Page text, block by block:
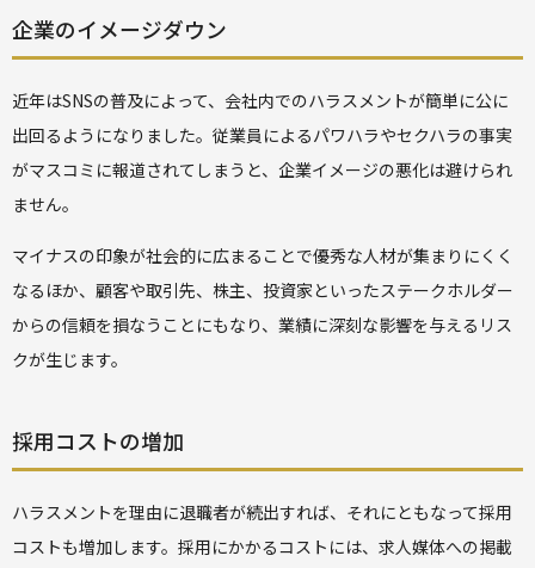
企業のイメージダウン
近年はSNSの普及によって、会社内でのハラスメントが簡単に公に
出回るようになりました。従業員によるパワハラやセクハラの事実
がマスコミに報道されてしまうと、企業イメージの悪化は避けられ
ません。
マイナスの印象が社会的に広まることで優秀な人材が集まりにくく
なるほか、顧客や取引先、株主、投資家といったステークホルダー
からの信頼を損なうことにもなり、業績に深刻な影響を与えるリス
クが生じます。
採用コストの増加
ハラスメントを理由に退職者が続出すれば、それにともなって採用
コストも増加します。採用にかかるコストには、求人媒体への掲載